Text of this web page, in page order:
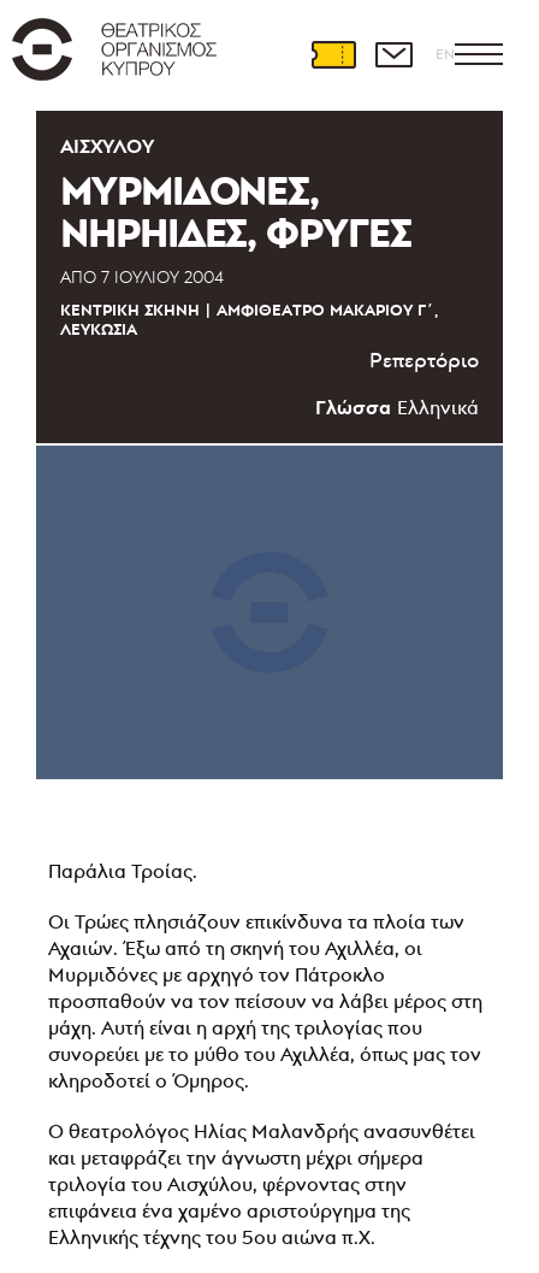
EN
ΑΙΣΧΎΛΟΥ
ΜΥΡΜΙΔΟΝΕΣ,
ΝΗΡΗΙΔΕΣ, ΦΡΥΓΕΣ
ΑΠΌ 7 ΙΟΥΛΊΟΥ 2004
ΚΕΝΤΡΙΚΉ ΣΚΗΝΉ
ΑΜΦΙΘΈΑΤΡΟ ΜΑΚΑΡΊΟΥ Γ΄,
ΛΕΥΚΩΣΊΑ
Ρεπερτόριο
Γλώσσα Ελληνικά
Παράλια Τροίας.
Οι Τρώες πλησιάζουν επικίνδυνα τα πλοία των
Αχαιών. Έξω από τη σκηνή του Αχιλλέα, οι
Μυρμιδόνες με αρχηγό τον Πάτροκλο
προσπαθούν να τον πείσουν να λάβει μέρος στη
μάχη. Αυτή είναι η αρχή της τριλογίας που
συνορεύει με το μύθο του Αχιλλέα, όπως μας τον
κληροδοτεί ο Όμηρος.
Ο θεατρολόγος Ηλίας Μαλανδρής ανασυνθέτει
και μεταφράζει την άγνωστη μέχρι σήμερα
τριλογία του Αισχύλου, φέρνοντας στην
επιφάνεια ένα χαμένο αριστούργημα της
Ελληνικής τέχνης του 5ου αιώνα π.Χ.